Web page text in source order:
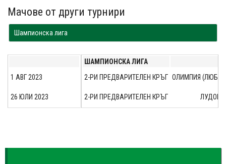
Мачове от други турнири
Шампионска лига
ШАМПИОНСКА ЛИГА
2-РИ ПРЕДВАРИТЕЛЕН КРЪГ ОЛИМПИЯ
2-РИ ПРЕДВАРИТЕЛЕН КРЪГ
1 АВГ 2023
26 ЮЛИ 2023